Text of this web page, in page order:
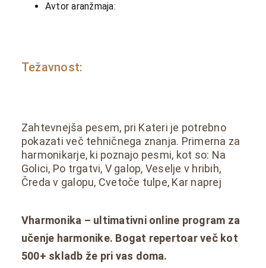
Avtor aranžmaja:
Težavnost:
Zahtevnejša pesem, pri Kateri je potrebno
pokazati več tehničnega znanja. Primerna za
harmonikarje, ki poznajo pesmi, kot so: Na
Golici, Po trgatvi, V galop, Veselje v hribih,
Čreda v galopu, Cvetoče tulpe, Kar naprej
Vharmonika – ultimativni online program za
učenje harmonike. Bogat repertoar več kot
500+ skladb že pri vas doma.